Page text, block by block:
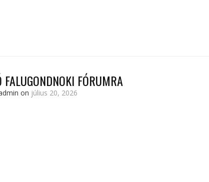
FALUGONDNOKI FÓRUMRA
on július 20, 2026